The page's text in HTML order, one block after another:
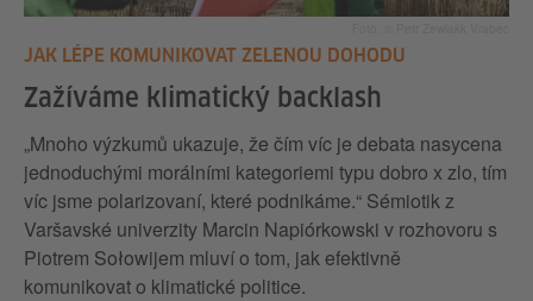
JAK LÉPE KOMUNIKOVAT ZELENOU DOHODU
Zažíváme klimatický backlash
„Mnoho výzkumů ukazuje, že čím víc je debata nasycena
jednoduchými morálními kategoriemi typu dobro x zlo, tím
víc jsme polarizovaní, které podnikáme.“ Sémiotik z
Varšavské univerzity Marcin Napiórkowski v rozhovoru s
Piotrem Sołowijem mluví o tom, jak efektivně
komunikovat o klimatické politice.